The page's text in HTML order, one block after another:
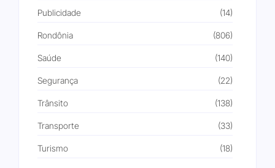
Publicidade (14)
Rondônia (806)
Saúde (140)
Segurança (22)
Trânsito (138)
Transporte (33)
Turismo (18)